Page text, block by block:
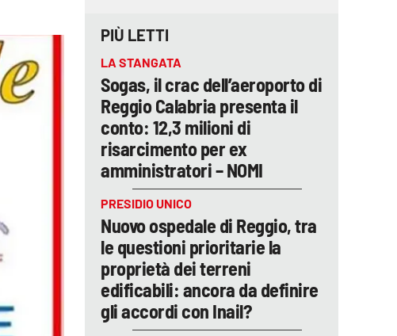
PIÙ LETTI
LA STANGATA
Sogas, il crac dell’aeroporto di
Reggio Calabria presenta il
conto: 12,3 milioni di
risarcimento per ex
amministratori – NOMI
PRESIDIO UNICO
Nuovo ospedale di Reggio, tra
le questioni prioritarie la
proprietà dei terreni
edificabili: ancora da definire
gli accordi con Inail?